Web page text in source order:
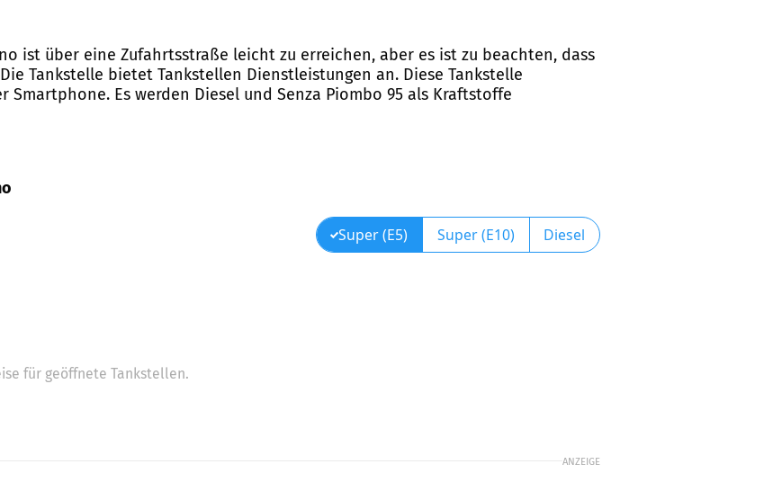
ist über eine Zufahrtsstraße leicht zu erreichen, aber es ist zu beachten, dass
Tankstelle bietet Tankstellen Dienstleistungen an. Diese Tankstelle
Es werden Diesel und Senza Piombo 95 als Kraftstoffe
Super (E5) Super (E10) Diesel
für geöffnete Tankstellen.
ANZEIGE